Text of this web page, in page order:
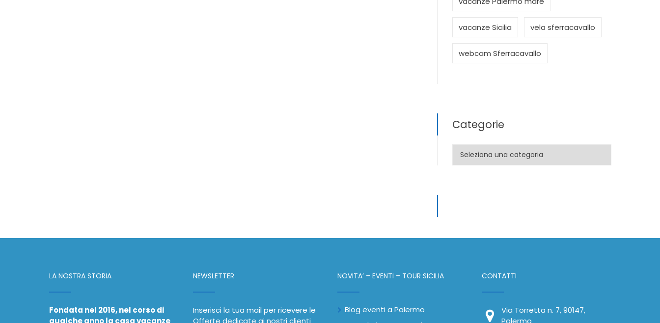
vacanze Sicilia vela sferracavallo
webcam Sferracavallo
Categorie
Categorie
LA NOSTRA STORIA
Fondata nel 2016, nel corso di
qualche anno la casa vacanze
NEWSLETTER
Inserisci la tua mail per ricevere le
Offerte dedicate ai nostri clienti
NOVITA’ – EVENTI – TOUR SICILIA
Blog eventi a Palermo
CONTATTI
Via Torretta n. 7, 90147,
Palermo